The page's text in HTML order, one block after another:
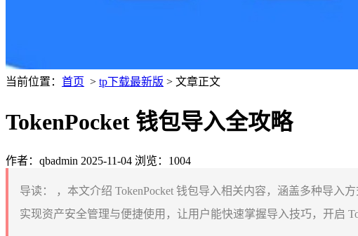
当前位置： 首页 > tp下载最新版 > 文章正文
TokenPocket 钱包导入全攻略
作者：qbadmin 2025-11-04 浏览：1004
导读：
，本文介绍 TokenPocket 钱包导入相关内容，涵盖多种导入
实现资产安全管理与便捷使用，让用户能快速掌握导入技巧，开启